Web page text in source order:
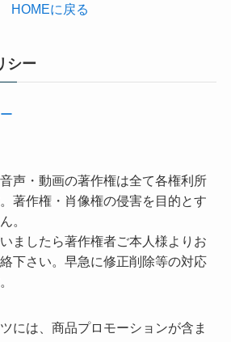
HOMEに戻る
シー
声・動画の著作権は全て各権利所
著作権・肖像権の侵害を目的とす
。
ましたら著作権者ご本人様よりお
下さい。早急に修正削除等の対応
には、商品プロモーションが含ま